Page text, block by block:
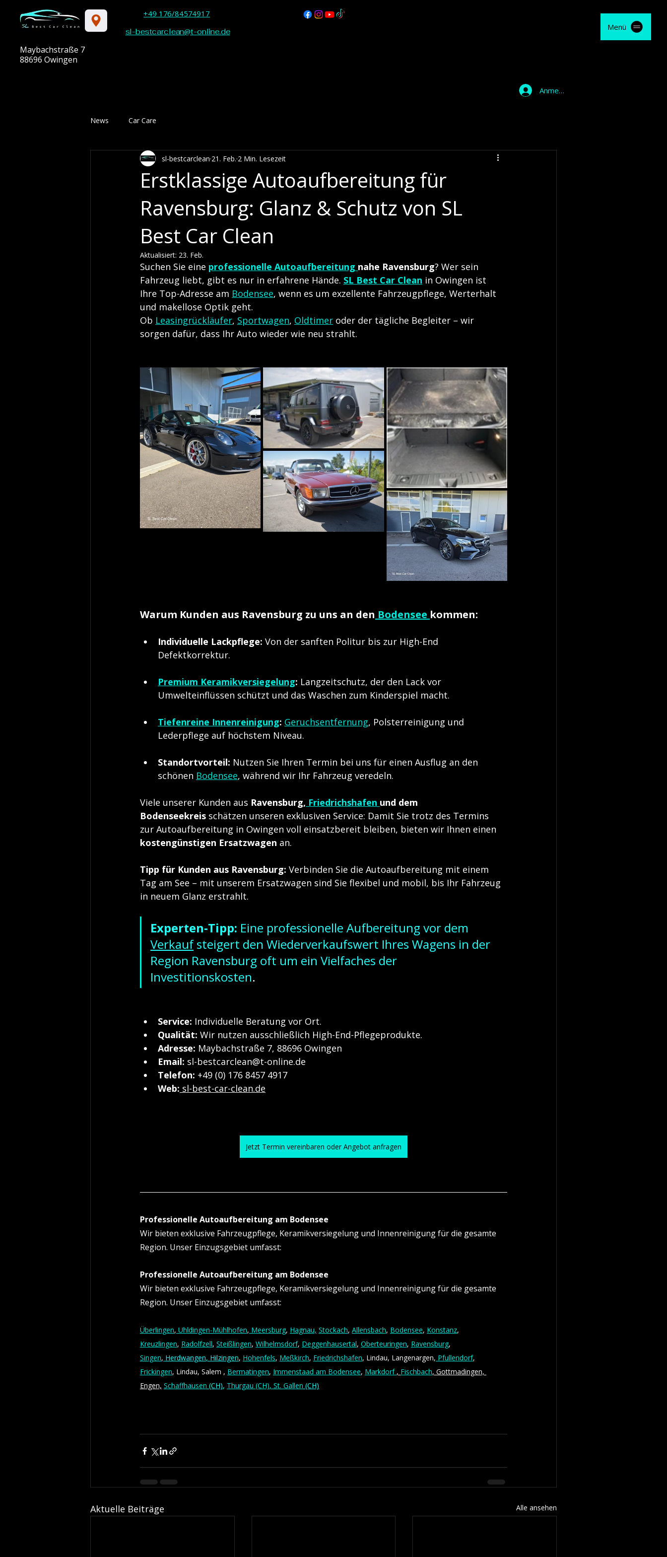
+49 176/84574917
sl-bestcarclean@t-online.de
Maybachstraße 7
88696 Owingen
Menü
Anmelden
News Car Care
Erstklassige Autoaufbereitung für
Ravensburg: Glanz & Schutz von SL
Best Car Clean
sl-bestcarclean 21. Feb. 2 Min. Lesezeit
Aktualisiert: 23. Feb.
Suchen Sie eine professionelle Autoaufbereitung nahe Ravensburg? Wer sein
Fahrzeug liebt, gibt es nur in erfahrene Hände. SL Best Car Clean in Owingen ist
Ihre Top-Adresse am Bodensee, wenn es um exzellente Fahrzeugpflege, Werterhalt
und makellose Optik geht.
Ob Leasingrückläufer, Sportwagen, Oldtimer oder der tägliche Begleiter – wir
sorgen dafür, dass Ihr Auto wieder wie neu strahlt.
Warum Kunden aus Ravensburg zu uns an den Bodensee kommen:
Individuelle Lackpflege: Von der sanften Politur bis zur High-End
Defektkorrektur.
Premium Keramikversiegelung: Langzeitschutz, der den Lack vor
Umwelteinflüssen schützt und das Waschen zum Kinderspiel macht.
Tiefenreine Innenreinigung: Geruchsentfernung, Polsterreinigung und
Lederpflege auf höchstem Niveau.
Standortvorteil: Nutzen Sie Ihren Termin bei uns für einen Ausflug an den
schönen Bodensee, während wir Ihr Fahrzeug veredeln.
Viele unserer Kunden aus Ravensburg, Friedrichshafen und dem
Bodenseekreis schätzen unseren exklusiven Service: Damit Sie trotz des Termins
zur Autoaufbereitung in Owingen voll einsatzbereit bleiben, bieten wir Ihnen einen
kostengünstigen Ersatzwagen an.
Tipp für Kunden aus Ravensburg: Verbinden Sie die Autoaufbereitung mit einem
Tag am See – mit unserem Ersatzwagen sind Sie flexibel und mobil, bis Ihr Fahrzeug
in neuem Glanz erstrahlt.
Experten-Tipp: Eine professionelle Aufbereitung vor dem
Verkauf steigert den Wiederverkaufswert Ihres Wagens in der
Region Ravensburg oft um ein Vielfaches der
Investitionskosten.
Service: Individuelle Beratung vor Ort.
Qualität: Wir nutzen ausschließlich High-End-Pflegeprodukte.
Adresse: Maybachstraße 7, 88696 Owingen
Email: sl-bestcarclean@t-online.de
Telefon: +49 (0) 176 8457 4917
Web: sl-best-car-clean.de
Jetzt Termin vereinbaren oder Angebot anfragen
Professionelle Autoaufbereitung am Bodensee
Wir bieten exklusive Fahrzeugpflege, Keramikversiegelung und Innenreinigung für die gesamte
Region. Unser Einzugsgebiet umfasst:
Professionelle Autoaufbereitung am Bodensee
Wir bieten exklusive Fahrzeugpflege, Keramikversiegelung und Innenreinigung für die gesamte
Region. Unser Einzugsgebiet umfasst:
Überlingen, Uhldingen-Mühlhofen, Meersburg, Hagnau, Stockach, Allensbach, Bodensee, Konstanz,
Kreuzlingen, Radolfzell, Steißlingen, Wilhelmsdorf, Deggenhausertal, Oberteuringen, Ravensburg,
Singen, Herdwangen, Hilzingen, Hohenfels, Meßkirch, Friedrichshafen, Lindau, Langenargen, Pfullendorf,
Frickingen, Lindau, Salem , Bermatingen, Immenstaad am Bodensee, Markdorf , Fischbach, Gottmadingen,
Engen, Schaffhausen (CH), Thurgau (CH), St. Gallen (CH)
Aktuelle Beiträge Alle ansehen